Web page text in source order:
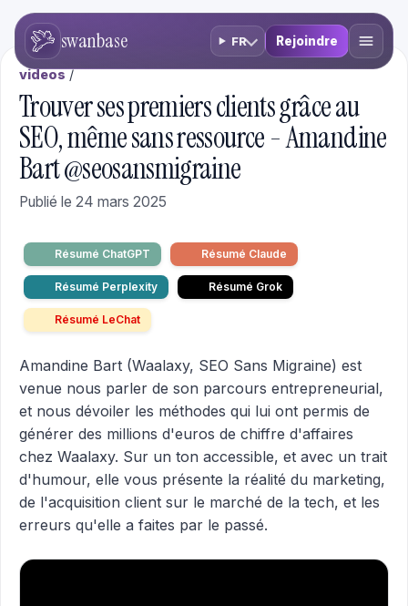
swanbase FR Rejoindre
videos /
Trouver ses premiers clients grâce au
SEO, même sans ressource - Amandine
Bart @seosansmigraine
Publié le 24 mars 2025
Résumé ChatGPT Résumé Claude
Résumé Perplexity Résumé Grok
Résumé LeChat
Amandine Bart (Waalaxy, SEO Sans Migraine) est
venue nous parler de son parcours entrepreneurial,
et nous dévoiler les méthodes qui lui ont permis de
générer des millions d'euros de chiffre d'affaires
chez Waalaxy. Sur un ton accessible, et avec un trait
d'humour, elle vous présente la réalité du marketing,
de l'acquisition client sur le marché de la tech, et les
erreurs qu'elle a faites par le passé.